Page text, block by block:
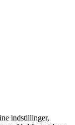
indstillinger,